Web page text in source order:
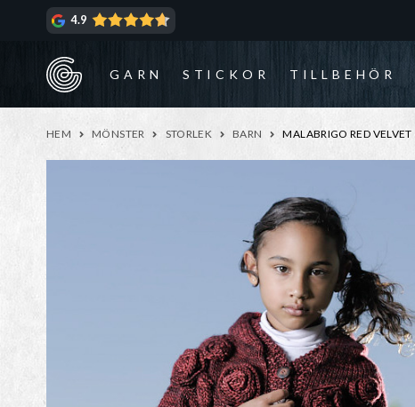
4.9
GARN STICKOR TILLBEHÖR
HEM MÖNSTER STORLEK BARN MALABRIGO RED VELVET